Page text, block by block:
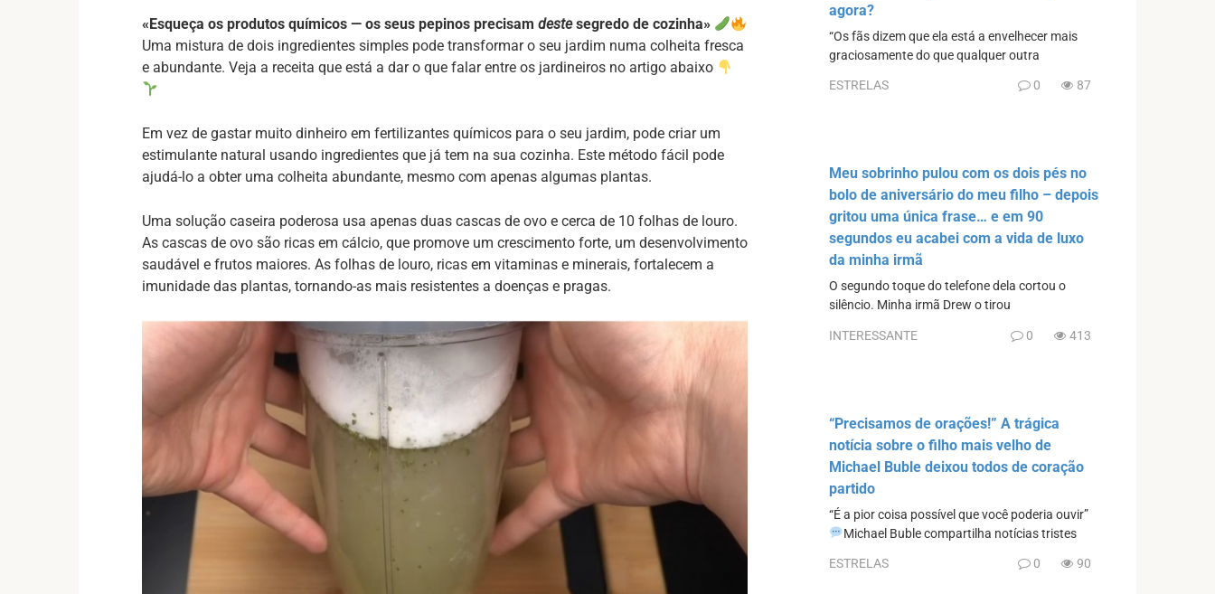
«Esqueça os produtos químicos — os seus pepinos precisam destesegredo de cozinha»
Uma mistura de dois ingredientes simples pode transformar o seu jardim numa colheita fresca
e abundante. Veja a receita que está a dar o que falar entre os jardineiros no artigo abaixo
Em vez de gastar muito dinheiro em fertilizantes químicos para o seu jardim, pode criar um
estimulante natural usando ingredientes que já tem na sua cozinha. Este método fácil pode
ajudá-lo a obter uma colheita abundante, mesmo com apenas algumas plantas.
Uma solução caseira poderosa usa apenas duas cascas de ovo e cerca de 10 folhas de louro.
As cascas de ovo são ricas em cálcio, que promove um crescimento forte, um desenvolvimento
saudável e frutos maiores. As folhas de louro, ricas em vitaminas e minerais, fortalecem a
imunidade das plantas, tornando-as mais resistentes a doenças e pragas.
agora?
“Os fãs dizem que ela está a envelhecer mais
graciosamente do que qualquer outra
ESTRELAS 0 87
Meu sobrinho pulou com os dois pés no
bolo de aniversário do meu filho – depois
gritou uma única frase… e em 90
segundos eu acabei com a vida de luxo
da minha irmã
O segundo toque do telefone dela cortou o
silêncio. Minha irmã Drew o tirou
INTERESSANTE 0 413
“Precisamos de orações!” A trágica
notícia sobre o filho mais velho de
Michael Buble deixou todos de coração
partido
“É a pior coisa possível que você poderia ouvir”
Michael Buble compartilha notícias tristes
ESTRELAS 0 90